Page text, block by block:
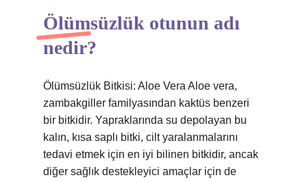
Ölümsüzlük otunun adı
nedir?
Ölümsüzlük Bitkisi: Aloe Vera Aloe vera,
zambakgiller familyasından kaktüs benzeri
bir bitkidir. Yapraklarında su depolayan bu
kalın, kısa saplı bitki, cilt yaralanmalarını
tedavi etmek için en iyi bilinen bitkidir, ancak
diğer sağlık destekleyici amaçlar için de